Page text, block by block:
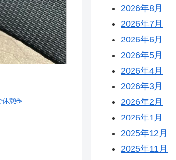
憩☕️
2026年8月
2026年7月
2026年6月
2026年5月
2026年4月
2026年3月
2026年2月
2026年1月
2025年12月
2025年11月